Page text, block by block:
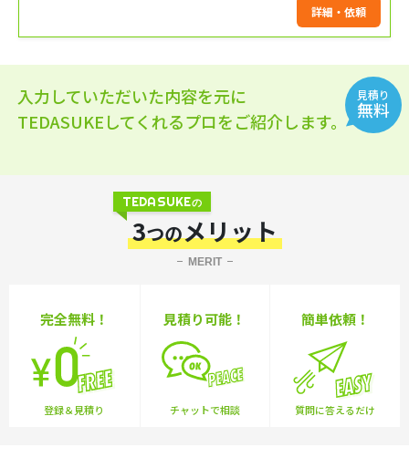
詳細・依頼
入力していただいた内容を元に
TEDASUKEしてくれるプロをご紹介します。
見積り
無料
TEDASUKEの
3つのメリット
MERIT
登録＆見積り
完全無料！
チャットで相談
見積り可能！
質問に答えるだけ
簡単依頼！